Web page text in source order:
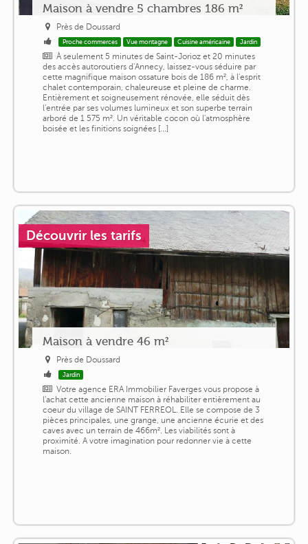
Maison à vendre 5 chambres 186 m²
Près de Doussard
Proche commerces Vue montagne Cuisine américaine Jardin
À seulement 5 minutes de Saint-Jorioz et 20 minutes
des accès autoroutiers d'Annecy, laissez-vous séduire par
cette magnifique maison ossature bois de 186 m², à l'esprit
chalet contemporain, chaleureuse et pleine de charme.
Entièrement et soigneusement rénovée, elle séduit dès
l'entrée par ses volumes lumineux et son superbe terrain
arboré de 1 575 m². Un véritable cocon où l'atmosphère
boisée et les finitions soignées [...]
Découvrir les tarifs
Maison à vendre 46 m²
Près de Doussard
Jardin
Votre agence ERA Immobilier Faverges vous propose à
l'achat cette ancienne maison à réhabiliter entièrement au
coeur du village de SAINT FERREOL. Elle se compose de 3
pièces principales, une grange, une ancienne écurie et des
caves avec un terrain de 466m². Les viabilités sont à
proximité. A votre imagination pour redonner vie à cette
maison.